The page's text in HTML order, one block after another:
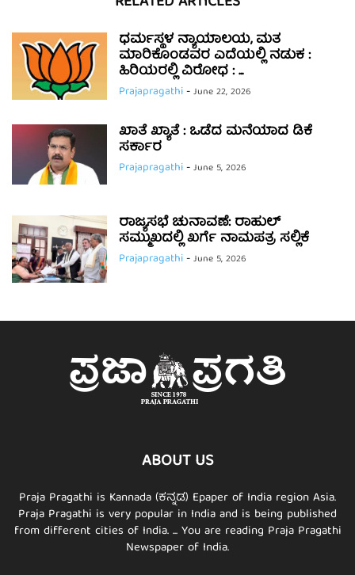
ಧರ್ಮಸ್ಥಳ ನ್ಯಾಯಾಲಯ, ಮತ
ಮಾರಿಕೊಂಡವರ ಎದೆಯಲ್ಲಿ ನಡುಕ :
ಹಿರಿಯರಲ್ಲಿ ವಿರೋಧ : ...
Prajapragathi-June 22, 2026
ಖಾತೆ ಖ್ಯಾತೆ : ಒಡೆದ ಮನೆಯಾದ ಡಿಕೆ
ಸರ್ಕಾರ
Prajapragathi-June 5, 2026
ರಾಜ್ಯಸಭೆ ಚುನಾವಣೆ: ರಾಹುಲ್
ಸಮ್ಮುಖದಲ್ಲಿ ಖರ್ಗೆ ನಾಮಪತ್ರ ಸಲ್ಲಿಕೆ
Prajapragathi-June 5, 2026
ABOUT US
Praja Pragathi is Kannada (ಕನ್ನಡ) Epaper of India region Asia.
Praja Pragathi is very popular in India and is being published
from different cities of India. ... You are reading Praja Pragathi
Newspaper of India.